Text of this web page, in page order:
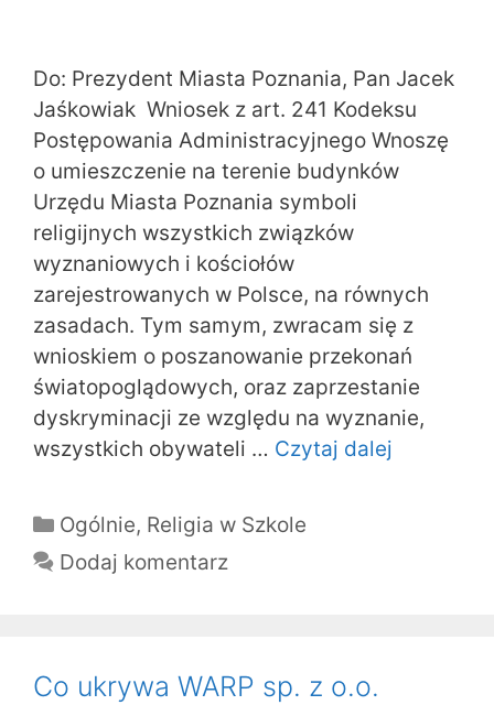
Do: Prezydent Miasta Poznania, Pan Jacek
Jaśkowiak Wniosek z art. 241 Kodeksu
Postępowania Administracyjnego Wnoszę
o umieszczenie na terenie budynków
Urzędu Miasta Poznania symboli
religijnych wszystkich związków
wyznaniowych i kościołów
zarejestrowanych w Polsce, na równych
zasadach. Tym samym, zwracam się z
wnioskiem o poszanowanie przekonań
światopoglądowych, oraz zaprzestanie
dyskryminacji ze względu na wyznanie,
wszystkich obywateli … Czytaj dalej
Kategorie
Ogólnie, Religia w Szkole
Dodaj komentarz
Co ukrywa WARP sp. z o.o.